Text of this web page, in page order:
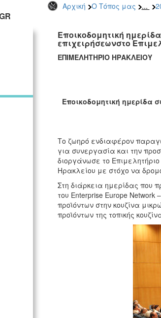
Αρχική Ο Τόπος μας ...
Εποικοδομητική
επιχειρήσεωνστο
ΕΠΙΜΕΛΗΤΗΡΙΟ ΗΡΑΚΛΕΙΟΥ
Εποικοδομητική ημερίδα
Το ζωηρό ενδιαφέρον
για συνεργασία και την
διοργάνωσε το
Ηρακλείου με στόχο να
Στη διάρκεια ημερίδας που
του Enterprise Europe
προϊόντων στην κουζίνα
προϊόντων της τοπικής